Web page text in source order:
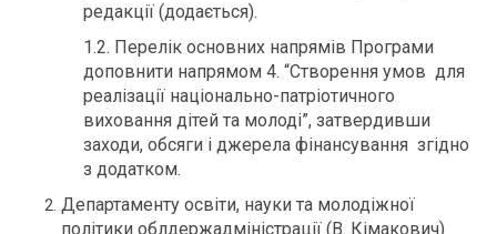
редакції (додається).
1.2. Перелік основних напрямів Програми
доповнити напрямом 4. “Створення умов для
реалізації національно-патріотичного
виховання дітей та молоді”, затвердивши
заходи, обсяги і джерела фінансування згідно
з додатком.
Департаменту освіти, науки та молодіжної
політики облдержадміністрації (В. Кімакович)